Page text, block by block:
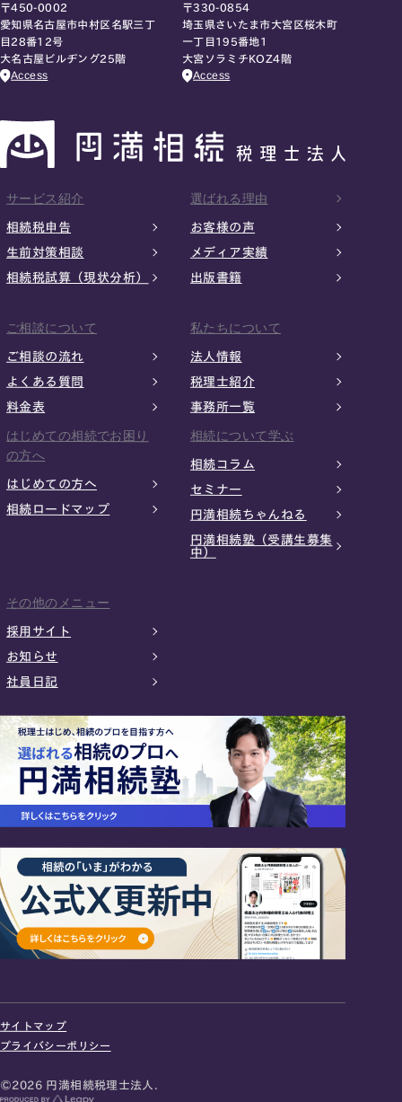
〒450-0002
愛知県名古屋市中村区名駅三丁
目28番12号
大名古屋ビルヂング25階
Access
〒330-0854
埼玉県さいたま市大宮区桜木町
一丁目195番地1
大宮ソラミチKOZ4階
Access
サービス紹介
相続税申告
生前対策相談
相続税試算（現状分析）
選ばれる理由
お客様の声
メディア実績
出版書籍
ご相談について
ご相談の流れ
よくある質問
料金表
私たちについて
法人情報
税理士紹介
事務所一覧
はじめての相続でお困り
の方へ
はじめての方へ
相続ロードマップ
相続について学ぶ
相続コラム
セミナー
円満相続ちゃんねる
円満相続塾（受講生募集
中）
その他のメニュー
採用サイト
お知らせ
社員日記
サイトマップ
プライバシーポリシー
©2026 円満相続税理士法人.